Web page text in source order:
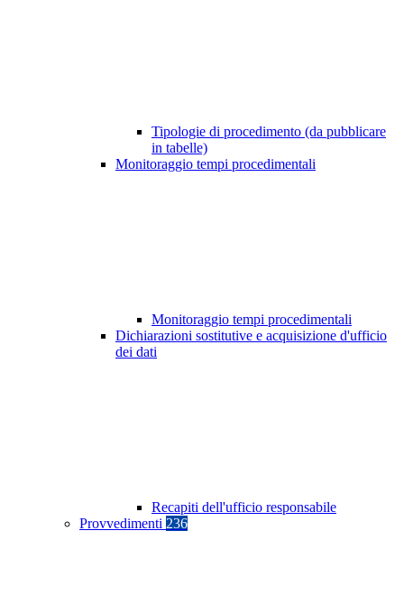
Tipologie di procedimento (da pubblicare
in tabelle)
Monitoraggio tempi procedimentali
Monitoraggio tempi procedimentali
Dichiarazioni sostitutive e acquisizione d'ufficio
dei dati
Recapiti dell'ufficio responsabile
Provvedimenti 236